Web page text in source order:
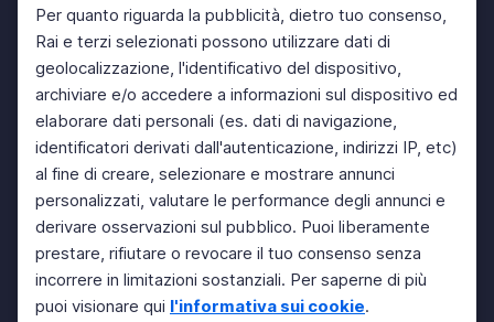
Per quanto riguarda la pubblicità, dietro tuo consenso,
Rai e terzi selezionati possono utilizzare dati di
geolocalizzazione, l'identificativo del dispositivo,
archiviare e/o accedere a informazioni sul dispositivo ed
elaborare dati personali (es. dati di navigazione,
identificatori derivati dall'autenticazione, indirizzi IP, etc)
al fine di creare, selezionare e mostrare annunci
personalizzati, valutare le performance degli annunci e
derivare osservazioni sul pubblico. Puoi liberamente
prestare, rifiutare o revocare il tuo consenso senza
incorrere in limitazioni sostanziali. Per saperne di più
puoi visionare qui l'informativa sui cookie.